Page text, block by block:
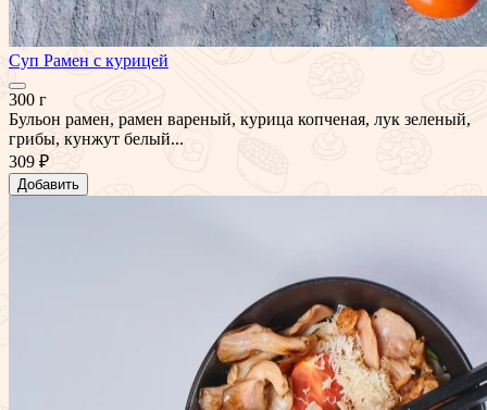
Суп Рамен с курицей
300 г
Бульон рамен, рамен вареный, курица копченая, лук зеленый,
грибы, кунжут белый...
309 ₽
Добавить